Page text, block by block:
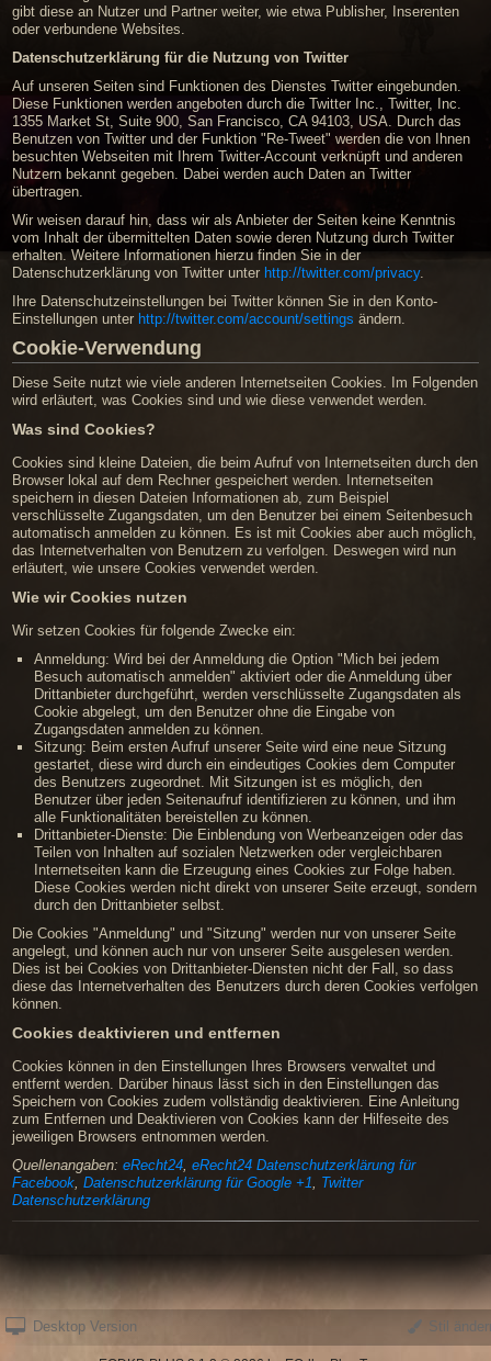
gibt diese an Nutzer und Partner weiter, wie etwa Publisher, Inserenten
oder verbundene Websites.
Datenschutzerklärung für die Nutzung von Twitter
Auf unseren Seiten sind Funktionen des Dienstes Twitter eingebunden.
Diese Funktionen werden angeboten durch die Twitter Inc., Twitter, Inc.
1355 Market St, Suite 900, San Francisco, CA 94103, USA. Durch das
Benutzen von Twitter und der Funktion "Re-Tweet" werden die von Ihnen
besuchten Webseiten mit Ihrem Twitter-Account verknüpft und anderen
Nutzern bekannt gegeben. Dabei werden auch Daten an Twitter
übertragen.
Wir weisen darauf hin, dass wir als Anbieter der Seiten keine Kenntnis
vom Inhalt der übermittelten Daten sowie deren Nutzung durch Twitter
erhalten. Weitere Informationen hierzu finden Sie in der
Datenschutzerklärung von Twitter unter http://twitter.com/privacy.
Ihre Datenschutzeinstellungen bei Twitter können Sie in den Konto-
Einstellungen unter http://twitter.com/account/settings ändern.
Cookie-Verwendung
Diese Seite nutzt wie viele anderen Internetseiten Cookies. Im Folgenden
wird erläutert, was Cookies sind und wie diese verwendet werden.
Was sind Cookies?
Cookies sind kleine Dateien, die beim Aufruf von Internetseiten durch den
Browser lokal auf dem Rechner gespeichert werden. Internetseiten
speichern in diesen Dateien Informationen ab, zum Beispiel
verschlüsselte Zugangsdaten, um den Benutzer bei einem Seitenbesuch
automatisch anmelden zu können. Es ist mit Cookies aber auch möglich,
das Internetverhalten von Benutzern zu verfolgen. Deswegen wird nun
erläutert, wie unsere Cookies verwendet werden.
Wie wir Cookies nutzen
Wir setzen Cookies für folgende Zwecke ein:
Anmeldung: Wird bei der Anmeldung die Option "Mich bei jedem
Besuch automatisch anmelden" aktiviert oder die Anmeldung über
Drittanbieter durchgeführt, werden verschlüsselte Zugangsdaten als
Cookie abgelegt, um den Benutzer ohne die Eingabe von
Zugangsdaten anmelden zu können.
Sitzung: Beim ersten Aufruf unserer Seite wird eine neue Sitzung
gestartet, diese wird durch ein eindeutiges Cookies dem Computer
des Benutzers zugeordnet. Mit Sitzungen ist es möglich, den
Benutzer über jeden Seitenaufruf identifizieren zu können, und ihm
alle Funktionalitäten bereistellen zu können.
Drittanbieter-Dienste: Die Einblendung von Werbeanzeigen oder das
Teilen von Inhalten auf sozialen Netzwerken oder vergleichbaren
Internetseiten kann die Erzeugung eines Cookies zur Folge haben.
Diese Cookies werden nicht direkt von unserer Seite erzeugt, sondern
durch den Drittanbieter selbst.
Die Cookies "Anmeldung" und "Sitzung" werden nur von unserer Seite
angelegt, und können auch nur von unserer Seite ausgelesen werden.
Dies ist bei Cookies von Drittanbieter-Diensten nicht der Fall, so dass
diese das Internetverhalten des Benutzers durch deren Cookies verfolgen
können.
Cookies deaktivieren und entfernen
Cookies können in den Einstellungen Ihres Browsers verwaltet und
entfernt werden. Darüber hinaus lässt sich in den Einstellungen das
Speichern von Cookies zudem vollständig deaktivieren. Eine Anleitung
zum Entfernen und Deaktivieren von Cookies kann der Hilfeseite des
jeweiligen Browsers entnommen werden.
Quellenangaben: eRecht24, eRecht24 Datenschutzerklärung für
Facebook, Datenschutzerklärung für Google +1, Twitter
Datenschutzerklärung
Desktop Version Stil